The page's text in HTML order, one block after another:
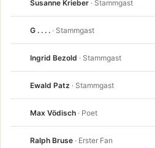
Susanne Krieber · Stammgast
G . . . . · Stammgast
Ingrid Bezold · Stammgast
Ewald Patz · Stammgast
Max Vödisch · Poet
Ralph Bruse · Erster Fan